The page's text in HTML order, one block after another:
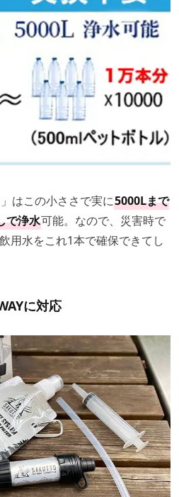
はこの小ささで実に5000Lまで
で浄水可能。なので、災害時で
用水をこれ1本で確保できてし
に対応